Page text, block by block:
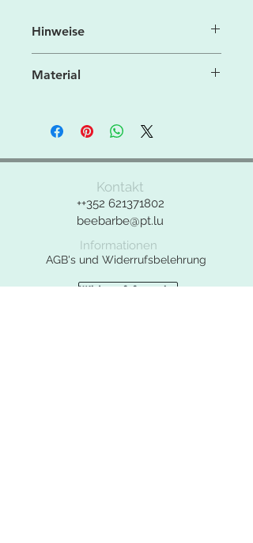
Hinweise
Bildschirmeinstellung können die
abweichen.
Kontaktformular benutzen.
Material
° feste Filzqualität
Kontakt
++352 621371802
beebarbe@pt.lu
Informationen
AGB's und Widerrufsbelehrung
Widerrufsformular